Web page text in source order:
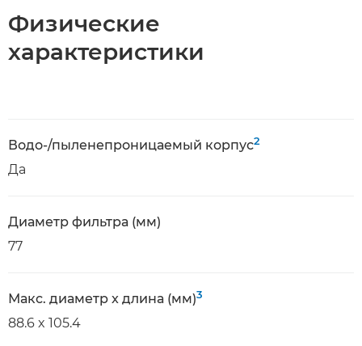
Физические
характеристики
Водо-/пыленепроницаемый корпус2
Да
Диаметр фильтра (мм)
77
Макс. диаметр x длина (мм)3
88.6 x 105.4